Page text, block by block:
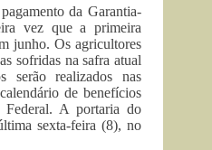
da Garantia-
vez que a primeira
junho. Os agricultores
sofridas na safra atual
serão realizados nas
de benefícios
Federal. A portaria do
sexta-feira (8), no